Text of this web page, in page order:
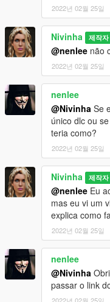
2022년 02월 25일
Nivinha 제작자
@nenlee não
2022년 02월 25일
nenlee
@Nivinha Se
único dlc ou
teria como?
2022년 02월 25일
Nivinha 제작자
@nenlee Eu
mas eu vi um
explica como
2022년 02월 25일
nenlee
@Nivinha
passar o link